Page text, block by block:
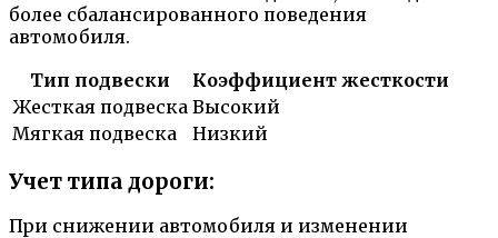
более сбалансированного поведения
автомобиля.
Тип подвески
Коэффициент жесткости
Жесткая подвеска Высокий
Мягкая подвеска
Низкий
Учет типа дороги:
При снижении автомобиля и изменении